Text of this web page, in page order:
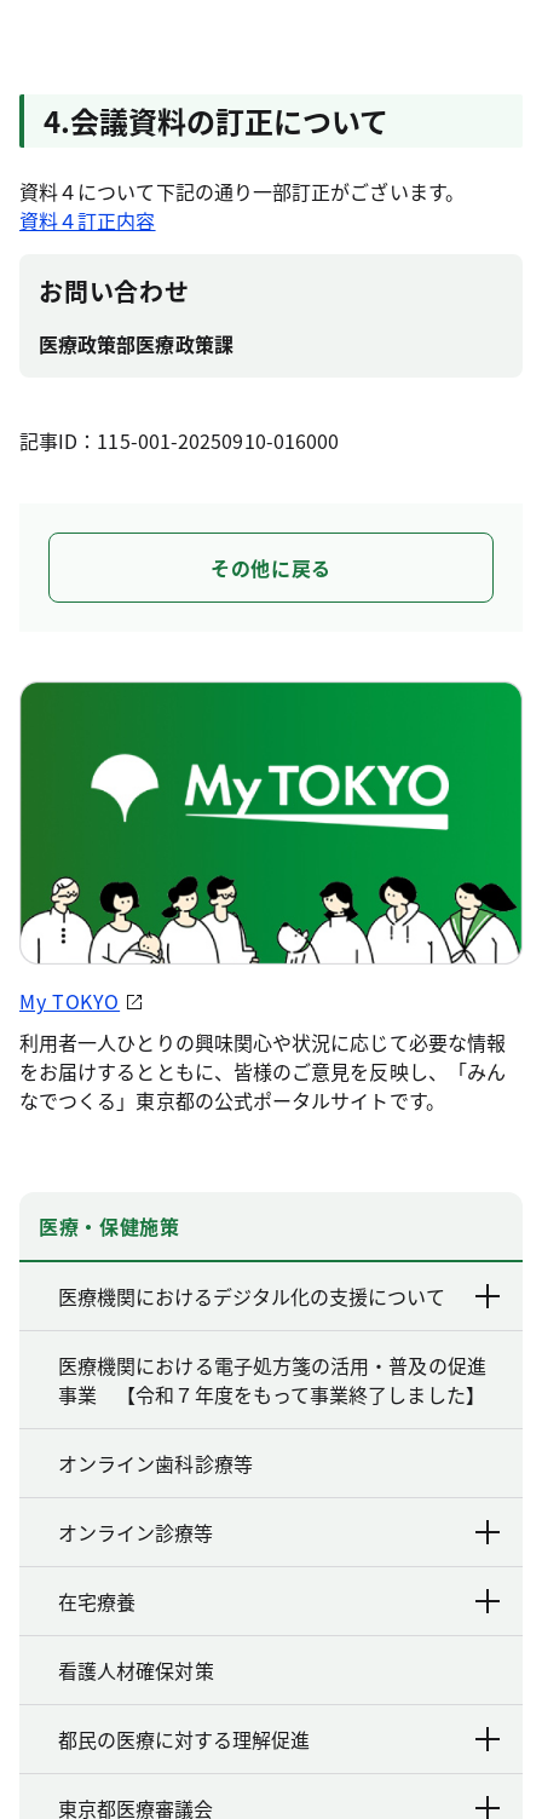
4.会議資料の訂正について
資料４について下記の通り一部訂正がございます。
資料４訂正内容
お問い合わせ
医療政策部医療政策課
記事ID：115-001-20250910-016000
その他に戻る
My TOKYO
利用者一人ひとりの興味関心や状況に応じて必要な情報
をお届けするとともに、皆様のご意見を反映し、「みん
なでつくる」東京都の公式ポータルサイトです。
医療・保健施策
医療機関におけるデジタル化の支援について
医療機関における電子処方箋の活用・普及の促進
事業 【令和７年度をもって事業終了しました】
オンライン歯科診療等
オンライン診療等
在宅療養
看護人材確保対策
都民の医療に対する理解促進
東京都医療審議会